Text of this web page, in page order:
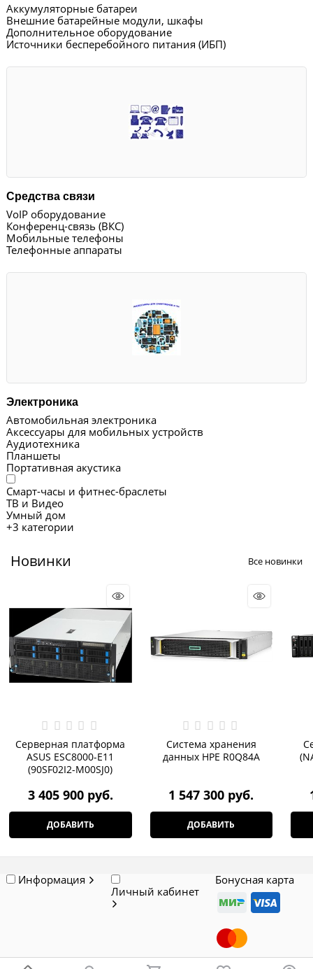
Аккумуляторные батареи
Внешние батарейные модули, шкафы
Дополнительное оборудование
Источники бесперебойного питания (ИБП)
Средства связи
VoIP оборудование
Конференц-связь (ВКС)
Мобильные телефоны
Телефонные аппараты
Электроника
Автомобильная электроника
Аксессуары для мобильных устройств
Аудиотехника
Планшеты
Портативная акустика
Смарт-часы и фитнес-браслеты
ТВ и Видео
Умный дом
+3 категории
Новинки Все новинки
Серверная платформа
ASUS ESC8000-E11
(90SF02I2-M00SJ0)
3 405 900 руб.
ДОБАВИТЬ
Система хранения
данных HPE R0Q84A
1 547 300 руб.
ДОБАВИТЬ
Информация
Личный кабинет
Бонусная карта